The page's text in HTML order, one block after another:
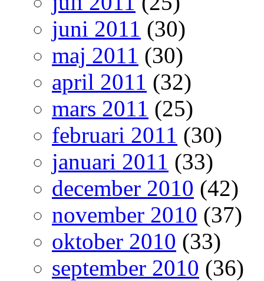
juni 2011 (30)
maj 2011 (30)
april 2011 (32)
mars 2011 (25)
februari 2011 (30)
januari 2011 (33)
december 2010 (42)
november 2010 (37)
oktober 2010 (33)
september 2010 (36)